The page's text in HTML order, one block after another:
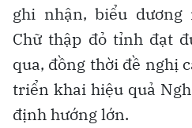
ghi nhận, biểu
Chữ thập đỏ tỉnh đạt
qua, đồng thời đề nghị
triển khai hiệu quả
định hướng lớn.